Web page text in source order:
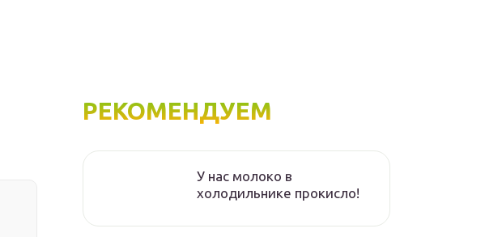
РЕКОМЕНДУЕМ
У нас молоко в
холодильнике прокисло!